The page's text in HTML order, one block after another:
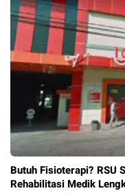
Butuh Fisioterapi? RSU
Rehabilitasi Medik